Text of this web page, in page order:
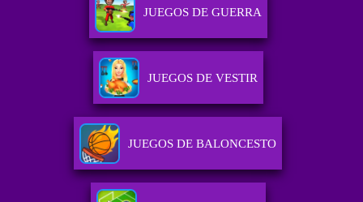
JUEGOS DE GUERRA
JUEGOS DE VESTIR
JUEGOS DE BALONCESTO